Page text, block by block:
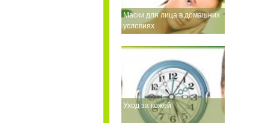
Маски для лица в домашних
условиях
Уход за кожей